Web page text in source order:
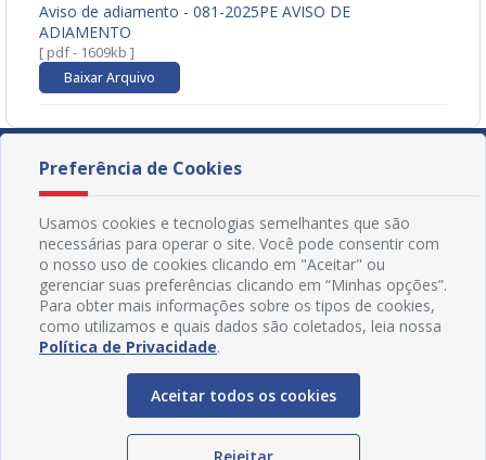
Aviso de adiamento - 081-2025PE AVISO DE
ADIAMENTO
[ pdf - 1609kb ]
Baixar Arquivo
Preferência de Cookies
Usamos cookies e tecnologias semelhantes que são
necessárias para operar o site. Você pode consentir com
o nosso uso de cookies clicando em "Aceitar" ou
gerenciar suas preferências clicando em “Minhas opções”.
Para obter mais informações sobre os tipos de cookies,
como utilizamos e quais dados são coletados, leia nossa
Política de Privacidade.
Aceitar todos os cookies